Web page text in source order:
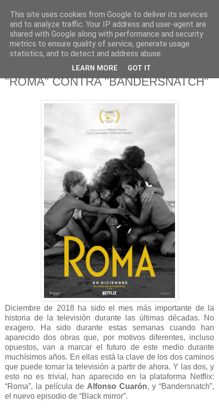
625 RANAS
LA TELEVISIÓN DESDE EL PUNTO DE VISTA BATRACIO
"ROMA" CONTRA "BANDERSNATCH"
Diciembre de 2018 ha sido el mes más importante de la
historia de la televisión durante las últimas décadas. No
exagero. Ha sido durante estas semanas cuando han
aparecido dos obras que, por motivos diferentes, incluso
opuestos, van a marcar el futuro de este medio durante
muchísimos años. En ellas está la clave de los dos caminos
que puede tomar la televisión a partir de ahora. Y las dos, y
esto no es trivial, han aparecido en la plataforma Netflix:
“Roma”, la película de Alfonso Cuarón, y “Bandersnatch”,
el nuevo episodio de “Black mirror”.
This site uses cookies from Google to deliver its services
and to analyze traffic. Your IP address and user-agent are
shared with Google along with performance and security
metrics to ensure quality of service, generate usage
statistics, and to detect and address abuse.
LEARN MORE GOT IT